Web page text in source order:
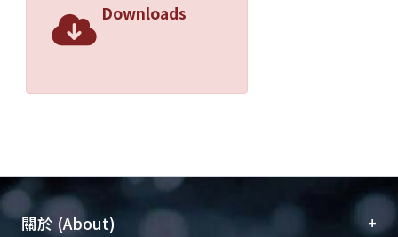
Downloads
關於 (About) +